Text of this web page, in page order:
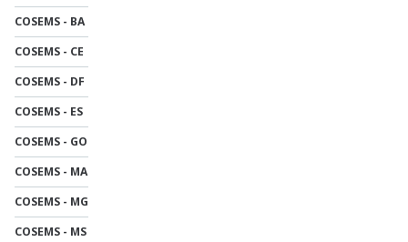
COSEMS - BA
COSEMS - CE
COSEMS - DF
COSEMS - ES
COSEMS - GO
COSEMS - MA
COSEMS - MG
COSEMS - MS